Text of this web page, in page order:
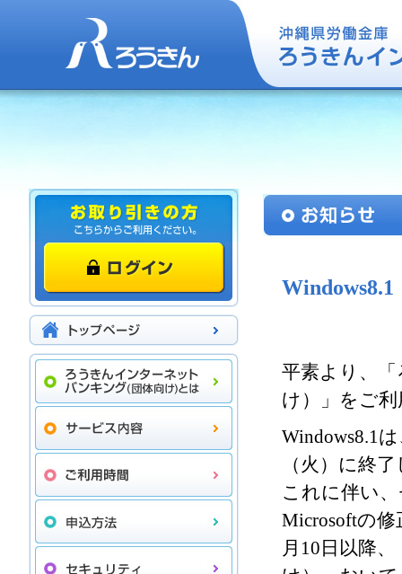
平素より、
け）」をご
Windows8.1
（火）に終
これに伴い
Microsoftの
月10日以降